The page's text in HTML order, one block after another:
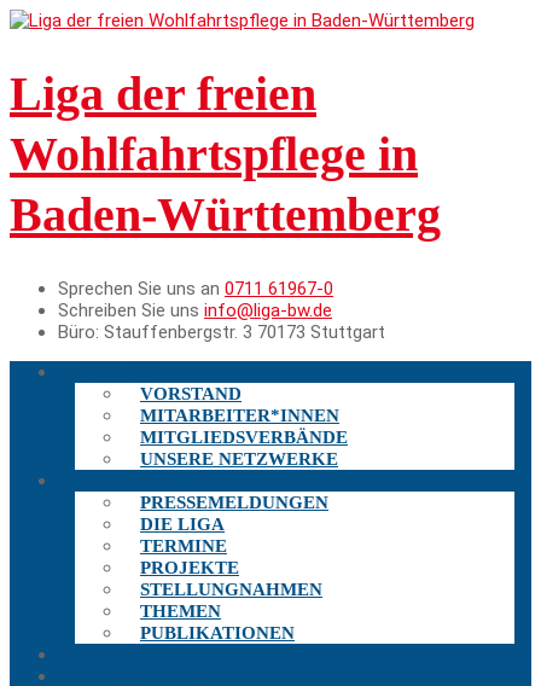
Liga der freien
Wohlfahrtspflege in
Baden-Württemberg
Sprechen Sie uns an 0711 61967-0
Schreiben Sie uns info@liga-bw.de
Büro: Stauffenbergstr. 3 70173 Stuttgart
VORSTAND
MITARBEITER*INNEN
MITGLIEDSVERBÄNDE
UNSERE NETZWERKE
PRESSEMELDUNGEN
DIE LIGA
TERMINE
PROJEKTE
STELLUNGNAHMEN
THEMEN
PUBLIKATIONEN